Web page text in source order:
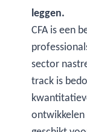
leggen.
CFA is een
sector
track is
ontwikkelen